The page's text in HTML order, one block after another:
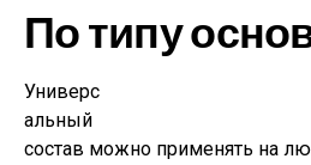
По типу
Универс
альный
состав можно применять на